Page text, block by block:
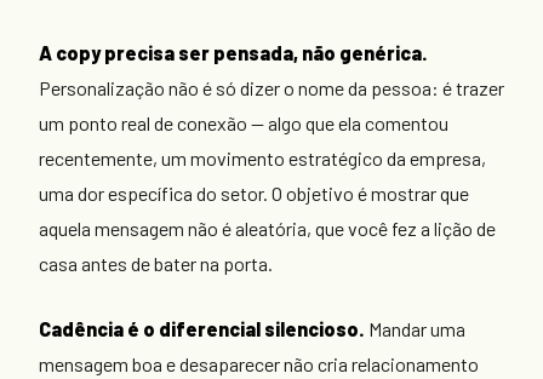
A copy precisa ser pensada, não genérica.
Personalização não é só dizer o nome da pessoa: é trazer
um ponto real de conexão — algo que ela comentou
recentemente, um movimento estratégico da empresa,
uma dor específica do setor. O objetivo é mostrar que
aquela mensagem não é aleatória, que você fez a lição de
casa antes de bater na porta.
Cadência é o diferencial silencioso. Mandar uma
mensagem boa e desaparecer não cria relacionamento